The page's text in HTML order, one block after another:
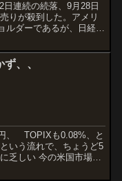
連続の続落、9月28日
りが殺到した。アメリ
ルダーであるが、日経は
、、
、 TOPIXも0.08%、と
いう流れで、ちょうど5
乏しい 今の米国市場の